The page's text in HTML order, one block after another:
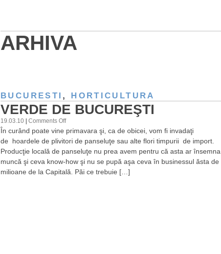
ARHIVA
BUCURESTI , HORTICULTURA
VERDE DE BUCUREŞTI
19.03.10 Comments Offon
Verde
de
Bucureşti
În curând poate vine primavara şi, ca de obicei, vom fi invadaţi
de hoardele de plivitori de panseluţe sau alte flori timpurii de import.
Producţie locală de panseluţe nu prea avem pentru că asta ar însemna
muncă şi ceva know-how şi nu se pupă aşa ceva în businessul ăsta de
milioane de la Capitală. Păi ce trebuie […]